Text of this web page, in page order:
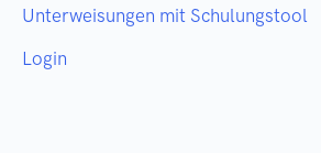
Unterweisungen mit Schulungstool
Login